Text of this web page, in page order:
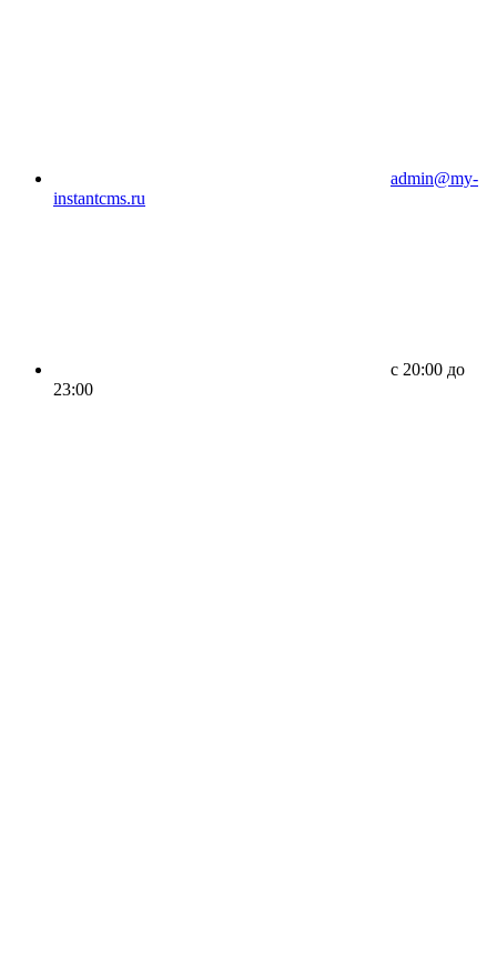
admin@my-
instantcms.ru
c 20:00 до
23:00